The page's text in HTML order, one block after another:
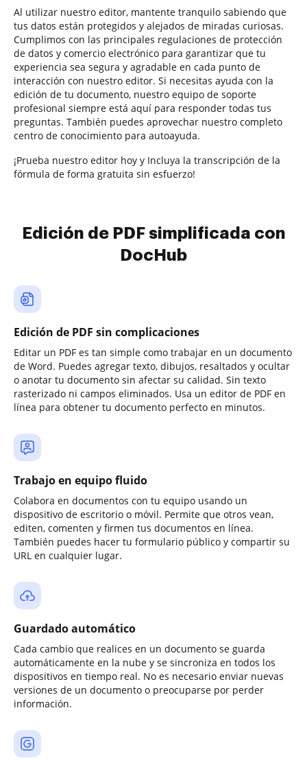
Al utilizar nuestro editor, mantente tranquilo sabiendo que
tus datos están protegidos y alejados de miradas curiosas.
Cumplimos con las principales regulaciones de protección
de datos y comercio electrónico para garantizar que tu
experiencia sea segura y agradable en cada punto de
interacción con nuestro editor. Si necesitas ayuda con la
edición de tu documento, nuestro equipo de soporte
profesional siempre está aquí para responder todas tus
preguntas. También puedes aprovechar nuestro completo
centro de conocimiento para autoayuda.
¡Prueba nuestro editor hoy y Incluya la transcripción de la
fórmula de forma gratuita sin esfuerzo!
Edición de PDF simplificada con
DocHub
Edición de PDF sin complicaciones
Editar un PDF es tan simple como trabajar en un documento
de Word. Puedes agregar texto, dibujos, resaltados y ocultar
o anotar tu documento sin afectar su calidad. Sin texto
rasterizado ni campos eliminados. Usa un editor de PDF en
línea para obtener tu documento perfecto en minutos.
Trabajo en equipo fluido
Colabora en documentos con tu equipo usando un
dispositivo de escritorio o móvil. Permite que otros vean,
editen, comenten y firmen tus documentos en línea.
También puedes hacer tu formulario público y compartir su
URL en cualquier lugar.
Guardado automático
Cada cambio que realices en un documento se guarda
automáticamente en la nube y se sincroniza en todos los
dispositivos en tiempo real. No es necesario enviar nuevas
versiones de un documento o preocuparse por perder
información.